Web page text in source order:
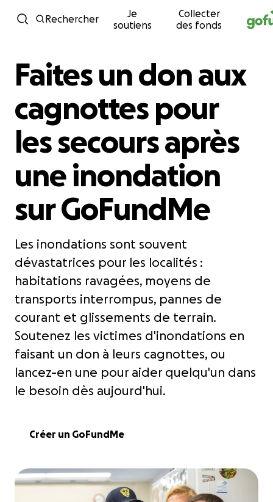
Passer au contenu
Rechercher
Je
soutiens
Collecter
des fonds
Faites un don aux
cagnottes pour
les secours après
une inondation
sur GoFundMe
Les inondations sont souvent
dévastatrices pour les localités :
habitations ravagées, moyens de
transports interrompus, pannes de
courant et glissements de terrain.
Soutenez les victimes d'inondations en
faisant un don à leurs cagnottes, ou
lancez-en une pour aider quelqu'un dans
le besoin dès aujourd'hui.
Créer un GoFundMe